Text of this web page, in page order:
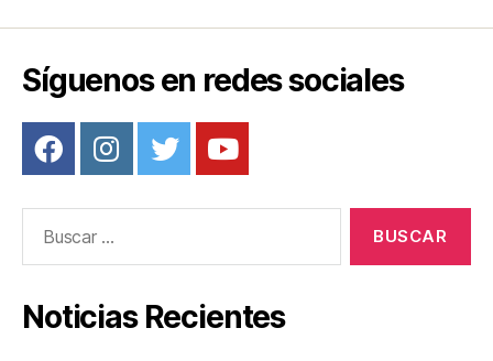
Síguenos en redes sociales
Noticias Recientes